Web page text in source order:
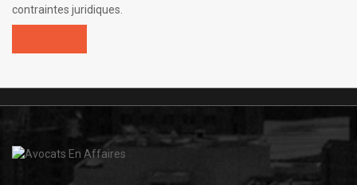
contraintes juridiques.